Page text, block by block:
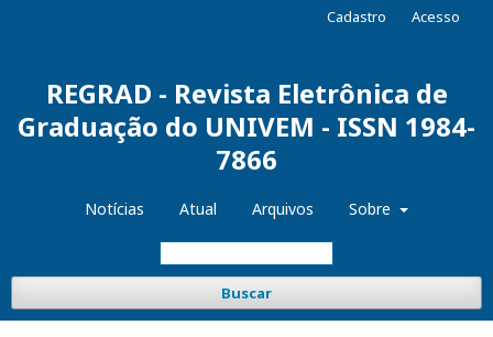
REGRAD - Revista Eletrônica de
Graduação do UNIVEM - ISSN 1984-
7866
Notícias Atual Arquivos Sobre
Buscar
Cadastro Acesso